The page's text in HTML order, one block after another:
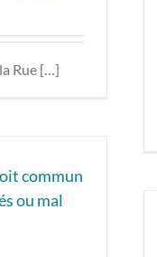
Rue […]
commun
ou mal